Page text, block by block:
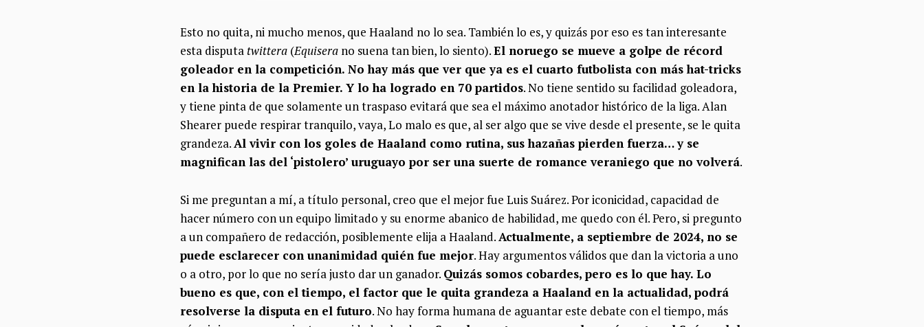
Esto no quita, ni mucho menos, que Haaland no lo sea. También lo es, y quizás por eso es tan interesante
esta disputa twittera (Equisera no suena tan bien, lo siento).El noruego se mueve a golpe de récord
goleador en la competición. No hay más que ver que ya es el cuarto futbolista con más hat-tricks
en la historia de la Premier. Y lo ha logrado en 70 partidos. No tiene sentido su facilidad goleadora,
y tiene pinta de que solamente un traspaso evitará que sea el máximo anotador histórico de la liga. Alan
Shearer puede respirar tranquilo, vaya, Lo malo es que, al ser algo que se vive desde el presente, se le quita
grandeza.Al vivir con los goles de Haaland como rutina, sus hazañas pierden fuerza… y se
magnifican las del ‘pistolero’ uruguayo por ser una suerte de romance veraniego que no volverá.
Si me preguntan a mí, a título personal, creo que el mejor fue Luis Suárez. Por iconicidad, capacidad de
hacer número con un equipo limitado y su enorme abanico de habilidad, me quedo con él. Pero, si pregunto
a un compañero de redacción, posiblemente elija a Haaland. Actualmente, a septiembre de 2024, no se
puede esclarecer con unanimidad quién fue mejor. Hay argumentos válidos que dan la victoria a uno
o a otro, por lo que no sería justo dar un ganador. Quizás somos cobardes, pero es lo que hay. Lo
bueno es que, con el tiempo, el factor que le quita grandeza a Haaland en la actualidad, podrá
resolverse la disputa en el futuro. No hay forma humana de aguantar este debate con el tiempo, más